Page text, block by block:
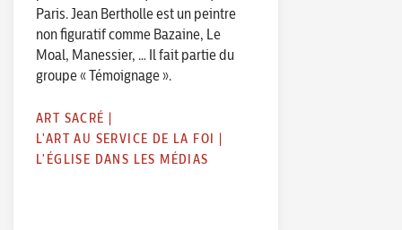
Paris. Jean Bertholle est un peintre
non figuratif comme Bazaine, Le
Moal, Manessier, … Il fait partie du
groupe « Témoignage ».
ART SACRÉ |
L'ART AU SERVICE DE LA FOI |
L'ÉGLISE DANS LES MÉDIAS